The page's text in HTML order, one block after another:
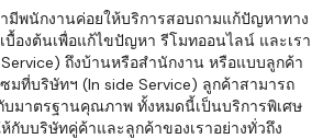
มีพนักงานค่อยให้บริการสอบถามแก้ปัญหาทาง
องต้นเพื่อแก้ไขปัญหา รีโมทออนไลน์ และเรา
ถึงบ้านหรือสำนักงาน หรือแบบลูกค้า
มที่บริษัทฯ (In side Service) ลูกค้าสามารถ
บมาตรฐานคุณภาพ ทั้งหมดนี้เป็นบริการพิเศษ
กับบริษัทคู่ค้าและลูกค้าของเราอย่างทั่วถึง